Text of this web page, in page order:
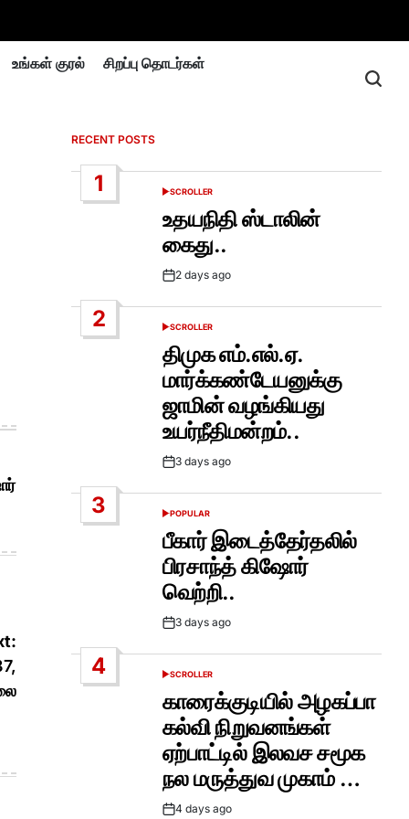
உங்கள் குரல் சிறப்பு தொடர்கள்
RECENT POSTS
1
POSTED
SCROLLER
உதயநிதி ஸ்டாலின்
கைது..
Post2 days ago
2
POSTED
SCROLLER
திமுக எம்.எல்.ஏ.
மார்க்கண்டேயனுக்கு
ஜாமின் வழங்கியது
உயர்நீதிமன்றம்..
Post3 days ago
3
POSTED
POPULAR
பீகார் இடைத்தேர்தலில்
பிரசாந்த் கிஷோர்
வெற்றி..
Post3 days ago
4
POSTED
SCROLLER
காரைக்குடியில் அழகப்பா
கல்வி நிறுவனங்கள்
ஏற்பாட்டில் இலவச சமூக
நல மருத்துவ முகாம் …
Post4 days ago